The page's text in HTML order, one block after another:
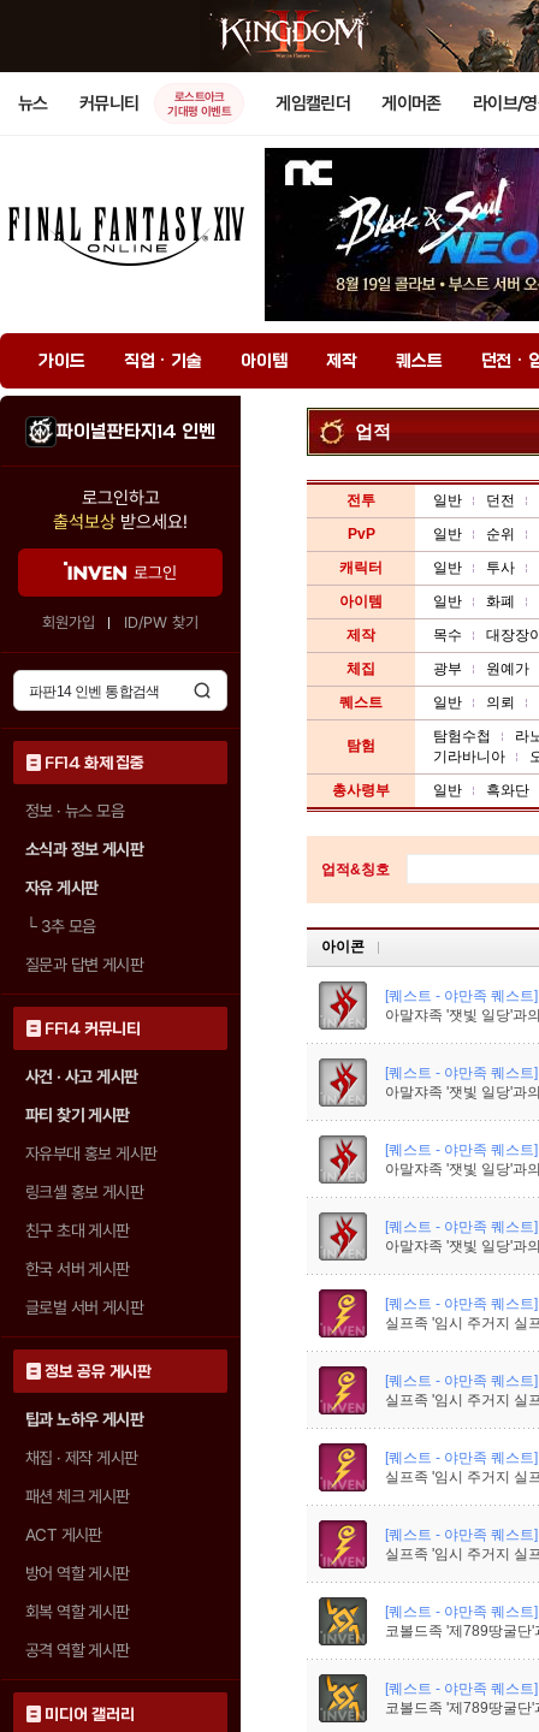
뉴스 커뮤니티
로스트아크
기대평 이벤트
게임캘린더 게이머존 라이브/
가이드 직업 · 기술 아이템 제작 퀘스트 던전 ·
파이널판타지14 인벤
로그인하고
출석보상 받으세요!
로그인
회원가입 ID/PW 찾기
FF14 화제 집중
정보 · 뉴스 모음
소식과 정보 게시판
자유 게시판
└3추 모음
질문과 답변 게시판
FF14 커뮤니티
사건 · 사고 게시판
파티 찾기 게시판
자유부대 홍보 게시판
링크셸 홍보 게시판
친구 초대 게시판
한국 서버 게시판
글로벌 서버 게시판
정보 공유 게시판
팁과 노하우 게시판
채집 · 제작 게시판
패션 체크 게시판
ACT 게시판
방어 역할 게시판
회복 역할 게시판
공격 역할 게시판
미디어 갤러리
업적
전투 일반
던전
PvP
일반
순위
캐릭터
일반
투사
아이템
일반
화폐
제작
목수
대장장
체집
광부
원예가
퀘스트
일반 의뢰
탐험
탐험수첩
라
기라바니아
총사령부
일반 흑와단
업적&칭호
아이콘
[퀘스트 - 야만족 퀘스트]
아말쟈족 '잿빛 일당'과
[퀘스트 - 야만족 퀘스트]
아말쟈족 '잿빛 일당'과
[퀘스트 - 야만족 퀘스트]
아말쟈족 '잿빛 일당'과
[퀘스트 - 야만족 퀘스트]
아말쟈족 '잿빛 일당'과
[퀘스트 - 야만족 퀘스트]
실프족 '임시 주거지 실
[퀘스트 - 야만족 퀘스트]
실프족 '임시 주거지 실
[퀘스트 - 야만족 퀘스트]
실프족 '임시 주거지 실
[퀘스트 - 야만족 퀘스트]
실프족 '임시 주거지 실
[퀘스트 - 야만족 퀘스트]
코볼드족 '제789땅굴단
[퀘스트 - 야만족 퀘스트]
코볼드족 '제789땅굴단